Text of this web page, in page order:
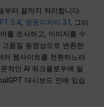
부터 끝까지 처리합니다.
5.4 쌍둥이자리 3.1,
그리
를 조사하고, 이미지를 수
고품질 동영상으로 변환한
러 웹사이트를 전환하느라
적인 AI 워크플로우에 필
대시보드 안에 있습